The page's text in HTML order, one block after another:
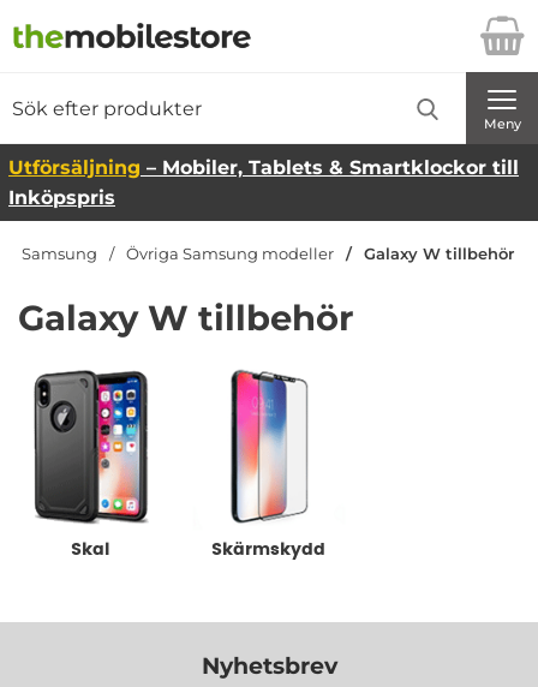
Startsidan för Danira Telecom AB
Meny
Utförsäljning – Mobiler, Tablets & Smartklockor till
Inköpspris
Samsung Övriga Samsung modeller Galaxy W tillbehör
Galaxy W tillbehör
Underkategorier
Skal Skärmskydd
Nyhetsbrev